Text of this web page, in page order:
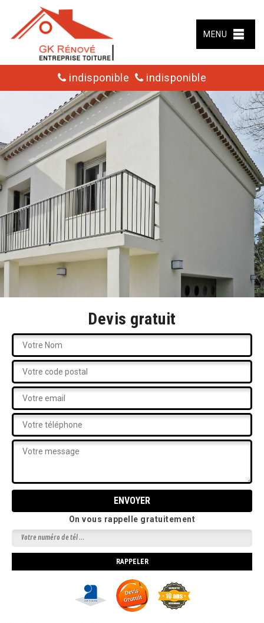
MENU
indisponible indisponible
Devis gratuit
On vous rappelle gratuitement